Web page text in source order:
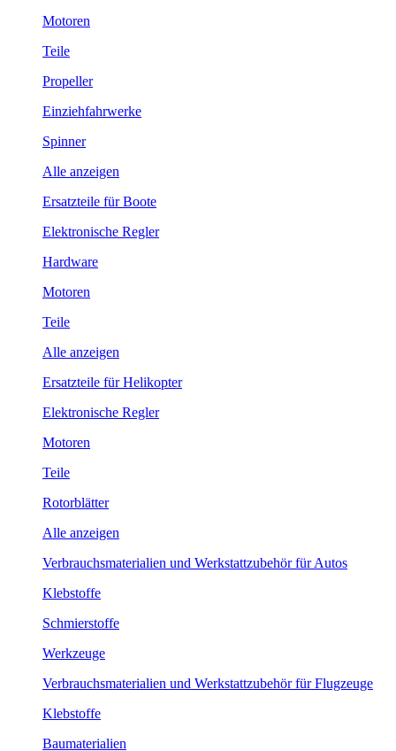
Motoren
Teile
Propeller
Einziehfahrwerke
Spinner
Alle anzeigen
Ersatzteile für Boote
Elektronische Regler
Hardware
Motoren
Teile
Alle anzeigen
Ersatzteile für Helikopter
Elektronische Regler
Motoren
Teile
Rotorblätter
Alle anzeigen
Verbrauchsmaterialien und Werkstattzubehör für Autos
Klebstoffe
Schmierstoffe
Werkzeuge
Verbrauchsmaterialien und Werkstattzubehör für Flugzeuge
Klebstoffe
Baumaterialien